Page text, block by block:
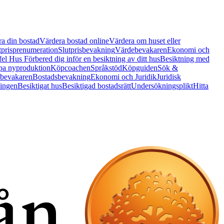
din bostadVärdera bostad onlineVärdera om huset eller
SlutprisbevakningVärdebevakarenEkonomi och
Hus Förbered dig inför en besiktning av ditt husBesiktning med
nyproduktionKöpcoachenSpråkstödKöpguidenSök &
BostadsbevakningEkonomi och JuridikJuridisk
Besiktigat husBesiktigad bostadsrättUndersökningspliktHitta